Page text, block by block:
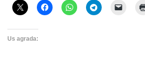
Us agrada: